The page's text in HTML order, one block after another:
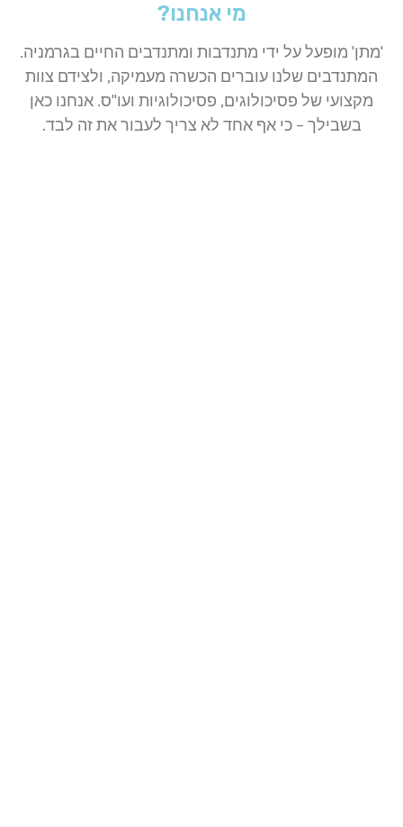
מי אנחנו?
'מתן' מופעל על ידי מתנדבות ומתנדבים החיים בגרמניה.
המתנדבים שלנו עוברים הכשרה מעמיקה, ולצידם צוות
מקצועי של פסיכולוגים, פסיכולוגיות ועו"ס. אנחנו כאן
בשבילך – כי אף אחד לא צריך לעבור את זה לבד.